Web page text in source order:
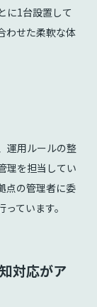
に1台設置して
わせた柔軟な体
運用ルールの整
理を担当してい
点の管理者に委
ています。
対応がア